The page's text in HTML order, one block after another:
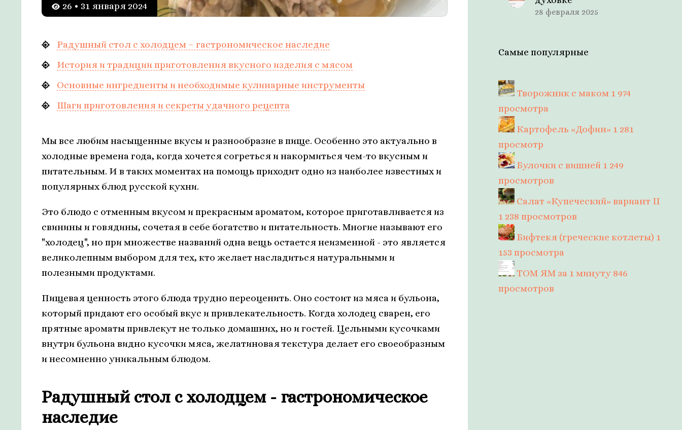
26 • 31 января 2024
Радушный стол с холодцем – гастрономическое наследие
История и традиции приготовления вкусного изделия с мясом
Основные ингредиенты и необходимые кулинарные инструменты
Шаги приготовления и секреты удачного рецепта
Мы все любим насыщенные вкусы и разнообразие в пище. Особенно это актуально в
холодные времена года, когда хочется согреться и накормиться чем-то вкусным и
питательным. И в таких моментах на помощь приходит одно из наиболее известных и
популярных блюд русской кухни.
Это блюдо с отменным вкусом и прекрасным ароматом, которое приготавливается из
свинины и говядины, сочетая в себе богатство и питательность. Многие называют его
"холодец", но при множестве названий одна вещь остается неизменной - это является
великолепным выбором для тех, кто желает насладиться натуральными и
полезными продуктами.
Пищевая ценность этого блюда трудно переоценить. Оно состоит из мяса и бульона,
который придают его особый вкус и привлекательность. Когда холодец сварен, его
прятные ароматы привлекут не только домашних, но и гостей. Цельными кусочками
внутри бульона видно кусочки мяса, желатиновая текстура делает его своеобразным
и несомненно уникальным блюдом.
Радушный стол с холодцем - гастрономическое
наследие
28 февраля 2025
Самые популярные
Творожник с маком 1 974
просмотра
Картофель «Дофин» 1 281
просмотр
Булочки с вишней 1 249
просмотров
Салат «Купеческий» вариант II
1 238 просмотров
Бифтекя (греческие котлеты) 1
153 просмотра
ТОМ ЯМ за 1 минуту 846
просмотров